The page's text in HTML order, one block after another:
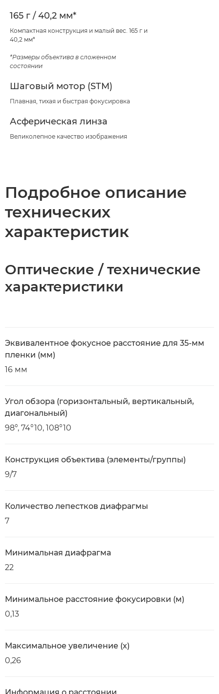
165 г / 40,2 мм*
Компактная конструкция и малый вес. 165 г и
40,2 мм*
*Размеры объектива в сложенном
состоянии
Шаговый мотор (STM)
Плавная, тихая и быстрая фокусировка
Асферическая линза
Великолепное качество изображения
Подробное описание
технических
характеристик
Оптические / технические
характеристики
Эквивалентное фокусное расстояние для 35-мм
пленки (мм)
16 мм
Угол обзора (горизонтальный, вертикальный,
диагональный)
98°, 74°10, 108°10
Конструкция объектива (элементы/группы)
9/7
Количество лепестков диафрагмы
7
Минимальная диафрагма
22
Минимальное расстояние фокусировки (м)
0,13
Максимальное увеличение (x)
0,26